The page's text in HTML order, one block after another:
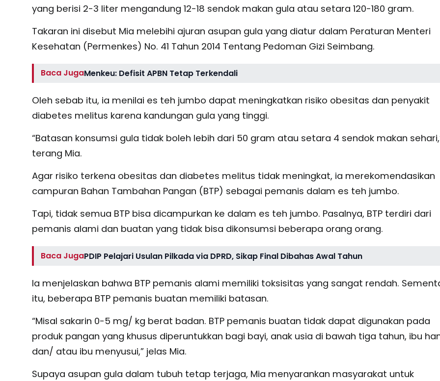
yang berisi 2-3 liter mengandung 12-18 sendok makan gula atau setara 120-180 gram.
Takaran ini disebut Mia melebihi ajuran asupan gula yang diatur dalam Peraturan Menteri
Kesehatan (Permenkes) No. 41 Tahun 2014 Tentang Pedoman Gizi Seimbang.
Baca JugaMenkeu: Defisit APBN Tetap Terkendali
Oleh sebab itu, ia menilai es teh jumbo dapat meningkatkan risiko obesitas dan penyakit
diabetes melitus karena kandungan gula yang tinggi.
“Batasan konsumsi gula tidak boleh lebih dari 50 gram atau setara 4 sendok makan
terang Mia.
Agar risiko terkena obesitas dan diabetes melitus tidak meningkat, ia merekomendasikan
campuran Bahan Tambahan Pangan (BTP) sebagai pemanis dalam es teh jumbo.
Tapi, tidak semua BTP bisa dicampurkan ke dalam es teh jumbo. Pasalnya, BTP terdiri dari
pemanis alami dan buatan yang tidak bisa dikonsumsi beberapa orang orang.
Baca JugaPDIP Pelajari Usulan Pilkada via DPRD, Sikap Final Dibahas Awal Tahun
Ia menjelaskan bahwa BTP pemanis alami memiliki toksisitas yang sangat rendah.
itu, beberapa BTP pemanis buatan memiliki batasan.
“Misal sakarin 0-5 mg/ kg berat badan. BTP pemanis buatan tidak dapat digunakan pada
produk pangan yang khusus diperuntukkan bagi bayi, anak usia di bawah tiga tahun, ibu
dan/ atau ibu menyusui,” jelas Mia.
Supaya asupan gula dalam tubuh tetap terjaga, Mia menyarankan masyarakat untuk